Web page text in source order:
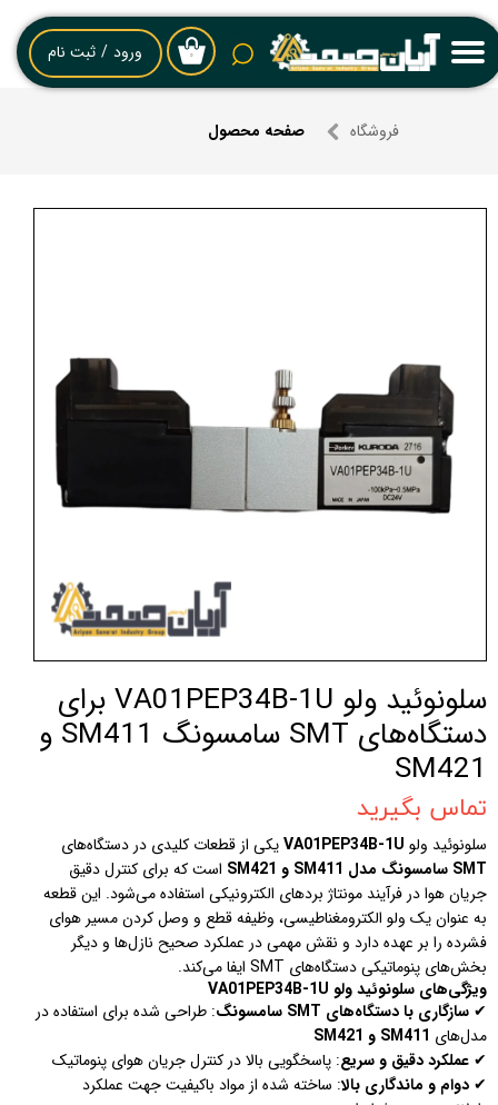
۰ ورود / ثبت نام
حساب کاربری من
خروج از حساب کاربری
فروشگاه صفحه محصول
سلونوئید ولو VA01PEP34B-1U برای
دستگاه‌های SMT سامسونگ SM411 و
SM421
تماس بگیرید
سلونوئید ولو VA01PEP34B-1Uیکی از قطعات کلیدی در دستگاه‌های
SMT سامسونگ مدل SM411 و SM421
است که برای کنترل دقیق
جریان هوا در فرآیند مونتاژ بردهای الکترونیکی استفاده می‌شود. این قطعه
به عنوان یک ولو الکترومغناطیسی، وظیفه قطع و وصل کردن مسیر هوای
فشرده را بر عهده دارد و نقش مهمی در عملکرد صحیح نازل‌ها و دیگر
بخش‌های پنوماتیکی دستگاه‌های SMT ایفا می‌کند.
ویژگی‌های سلونوئید ولو VA01PEP34B-1U
✔ سازگاری با دستگاه‌های SMT سامسونگ
: طراحی شده برای استفاده در
مدل‌های SM411 و SM421
✔ عملکرد دقیق و سریع: پاسخگویی بالا در کنترل جریان هوای پنوماتیک
✔ دوام و ماندگاری بالا: ساخته شده از مواد باکیفیت جهت عملکرد